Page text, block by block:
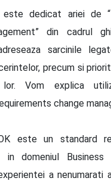
dedicat ariei de
din cadrul
sarcinile
precum si
lor. Vom explica
change
este un standard
in domeniul
a nenumarati